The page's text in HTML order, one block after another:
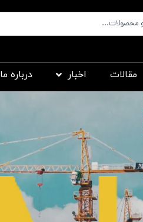
مقالات اخبار درباره ما